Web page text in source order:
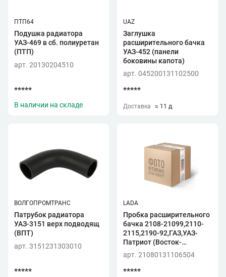
ПТП64
Подушка радиатора
УАЗ-469 в сб. полиуретан
(ПТП)
арт. 20130204510
*****
В наличии на складе
UAZ
Заглушка
расширительного бачка
УАЗ-452 (панели
боковины капота)
арт. 045200131102500
*****
Доставка ≈ 11 д.
ВОЛГОПРОМТРАНС
Патрубок радиатора
УАЗ-3151 верх подводящ
(ВПТ)
арт. 3151231303010
*****
LADA
Пробка расширительного
бачка 2108-21099,2110-
2115,2190-92,ГАЗ,УАЗ-
Патриот (Восток-
Амфибия)
арт. 21080131106504
*****